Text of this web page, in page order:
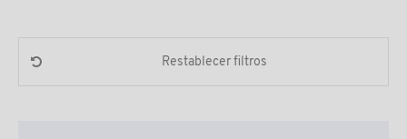
Restablecer filtros